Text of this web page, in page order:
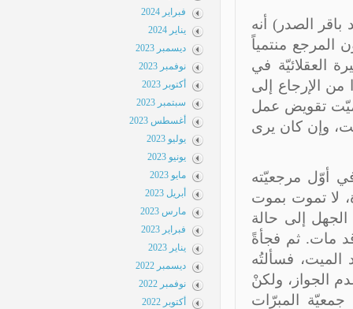
الصدر) أنه
المرجع منتمياً
العقلائيّة في
الإرجاع إلى
تقويض عمل
وإن كان يرى
أوّل مرجعيّته
لا تموت بموت
إلى حالة
مات. ثم فجأةً
فسألتُه
ولكنْ
دولار ميزانيّة جمعيّة المبرّات
فبراير 2024
يناير 2024
ديسمبر 2023
نوفمبر 2023
أكتوبر 2023
سبتمبر 2023
أغسطس 2023
يوليو 2023
يونيو 2023
مايو 2023
أبريل 2023
مارس 2023
فبراير 2023
يناير 2023
ديسمبر 2022
نوفمبر 2022
أكتوبر 2022